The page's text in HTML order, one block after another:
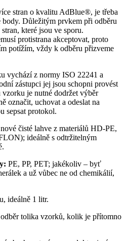
stran o kvalitu AdBlue®, je třeba
body. Důležitým prvkem při odběru
které jsou ve sporu.
protistrana akceptovat, proto
potížím, vždy k odběru přizveme
vychází z normy ISO 22241 a
zástupci jej jsou schopni provést
je nutné dodržet výběr
označit, uchovat a odeslat na
sepsat protokol.
nové čisté lahve z materiálů HD-PE,
ideálně s odtržitelným
PE, PP, PET; jakékoliv – byť
a už vůbec ne od chemikálií,
ideálně 1 litr.
tolika vzorků, kolik je přítomno